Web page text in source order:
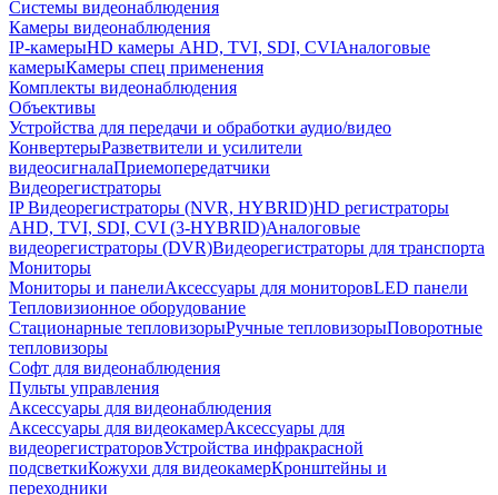
Системы видеонаблюдения
Камеры видеонаблюдения
IP-камерыHD камеры AHD, TVI, SDI, CVIАналоговые
камерыКамеры спец применения
Комплекты видеонаблюдения
Объективы
Устройства для передачи и обработки аудио/видео
КонвертерыРазветвители и усилители
видеосигналаПриемопередатчики
Видеорегистраторы
IP Видеорегистраторы (NVR, HYBRID)HD регистраторы
AHD, TVI, SDI, CVI (3-HYBRID)Аналоговые
видеорегистраторы (DVR)Видеорегистраторы для транспорта
Мониторы
Мониторы и панелиАксессуары для мониторовLED панели
Тепловизионное оборудование
Стационарные тепловизорыРучные тепловизорыПоворотные
тепловизоры
Софт для видеонаблюдения
Пульты управления
Аксессуары для видеонаблюдения
Аксессуары для видеокамерАксессуары для
видеорегистраторовУстройства инфракрасной
подсветкиКожухи для видеокамерКронштейны и
переходники